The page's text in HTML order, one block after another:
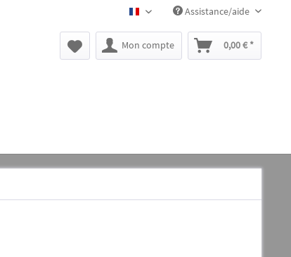
BLACK CANYON FRAssistance/aide
Mon compte 0,00 € *